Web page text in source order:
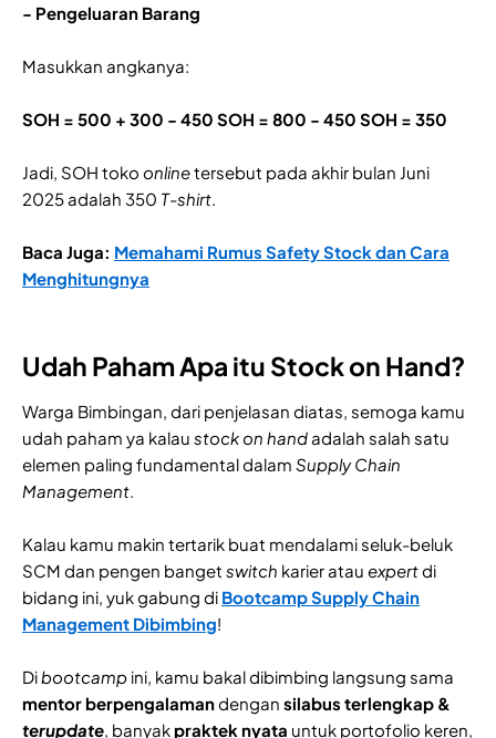
- Pengeluaran Barang
Masukkan angkanya:
SOH = 500 + 300 - 450 SOH = 800 - 450 SOH = 350
Jadi, SOH toko onlinetersebut pada akhir bulan Juni
2025 adalah 350 T-shirt.
Baca Juga: Memahami Rumus Safety Stock dan Cara
Menghitungnya
Udah Paham Apa itu Stock on Hand?
Warga Bimbingan, dari penjelasan diatas, semoga kamu
udah paham ya kalau stock on handadalah salah satu
elemen paling fundamental dalam Supply Chain
Management.
Kalau kamu makin tertarik buat mendalami seluk-beluk
SCM dan pengen banget switch karier atau expertdi
bidang ini, yuk gabung di Bootcamp Supply Chain
Management Dibimbing!
Dibootcamp ini, kamu bakal dibimbing langsung sama
mentor berpengalamandengan silabus terlengkap &
terupdate, banyakpraktek nyata untuk portofolio keren,